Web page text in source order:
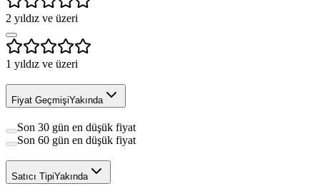
2 yıldız ve üzeri
1 yıldız ve üzeri
Fiyat GeçmişiYakında
Son 30 gün en düşük fiyat
Son 60 gün en düşük fiyat
Satıcı TipiYakında